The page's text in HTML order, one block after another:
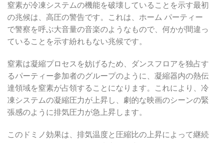
窒素が冷凍システムの機能を破壊していることを示す最初
の兆候は、高圧の警告です。これは、ホーム パーティー
で警察を呼ぶ大音量の音楽のようなもので、何かが間違っ
ていることを示す紛れもない兆候です。
窒素は凝縮プロセスを妨げるため、ダンスフロアを独占す
るパーティー参加者のグループのように、凝縮器内の熱伝
達領域を窒素が占領することになります。これにより、冷
凍システムの凝縮圧力が上昇し、劇的な映画のシーンの緊
張感のように排気圧力が急上昇します。
このドミノ効果は、排気温度と圧縮比の上昇によって継続